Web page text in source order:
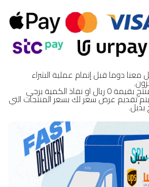
معنا دوما قبل إتمام عملية الشراء
في حال ظهور سعر المنتج بقيمة 0 ريال او نفاذ الكمية يرجى
تقديم عرض سعر لك بسعر المنتجات التي
بديل.